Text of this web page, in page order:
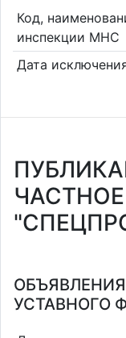
Код,
инспекции МНС
Дата
УСТАВНОГО